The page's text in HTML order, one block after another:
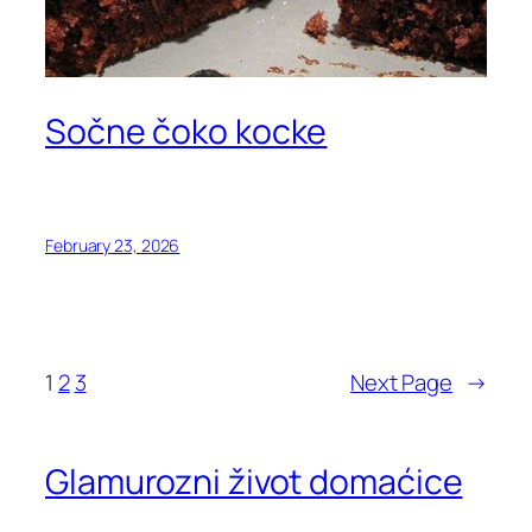
Sočne čoko kocke
February 23, 2026
1 2 3 Next Page →
Glamurozni život domaćice